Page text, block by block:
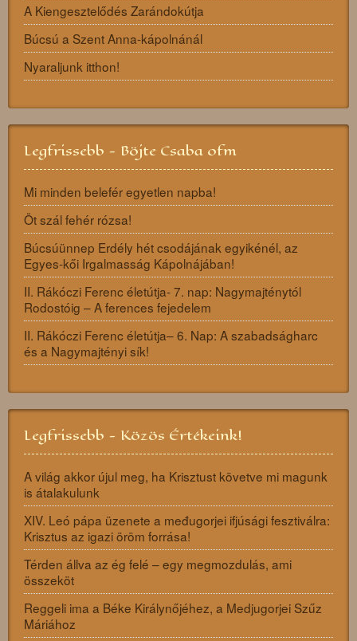
A Kiengesztelődés Zarándokútja
Búcsú a Szent Anna-kápolnánál
Nyaraljunk itthon!
Legfrissebb - Böjte Csaba ofm
Mi minden belefér egyetlen napba!
Öt szál fehér rózsa!
Búcsúünnep Erdély hét csodájának egyikénél, az
Egyes-kői Irgalmasság Kápolnájában!
II. Rákóczi Ferenc életútja- 7. nap: Nagymajténytól
Rodostóig – A ferences fejedelem
II. Rákóczi Ferenc életútja– 6. Nap: A szabadságharc
és a Nagymajtényi sík!
Legfrissebb - Közös Értékeink!
A világ akkor újul meg, ha Krisztust követve mi magunk
is átalakulunk
XIV. Leó pápa üzenete a međugorjei ifjúsági fesztiválra:
Krisztus az igazi öröm forrása!
Térden állva az ég felé – egy megmozdulás, ami
összeköt
Reggeli ima a Béke Királynőjéhez, a Medjugorjei Szűz
Máriához